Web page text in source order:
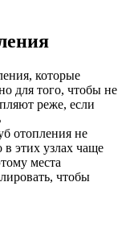
которые
для того, чтобы не
реже, если
отопления не
этих узлах чаще
места
чтобы